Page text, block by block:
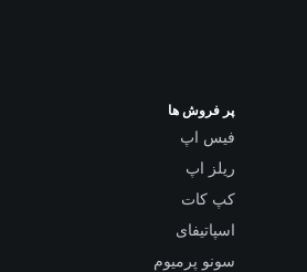
پر فروش ها
فیس اپ
ریلز اپ
کپ کات
اسپاتیفای
سونو پرمیوم